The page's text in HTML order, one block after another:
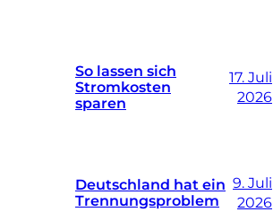
So lassen sich
Stromkosten
sparen
17. Juli
2026
Deutschland hat ein
Trennungsproblem
9. Juli
2026